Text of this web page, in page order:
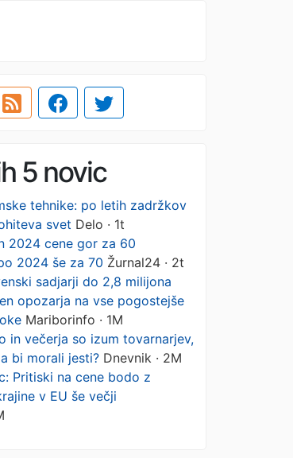
5 novic
tehnike: po letih zadržkov
svet Delo · 1t
2024 cene gor za 60
2024 še za 70 Žurnal24 · 2t
sadjarji do 2,8 milijona
opozarja na vse pogostejše
Mariborinfo · 1M
in večerja so izum tovarnarjev,
bi morali jesti? Dnevnik · 2M
Pritiski na cene bodo z
v EU še večji